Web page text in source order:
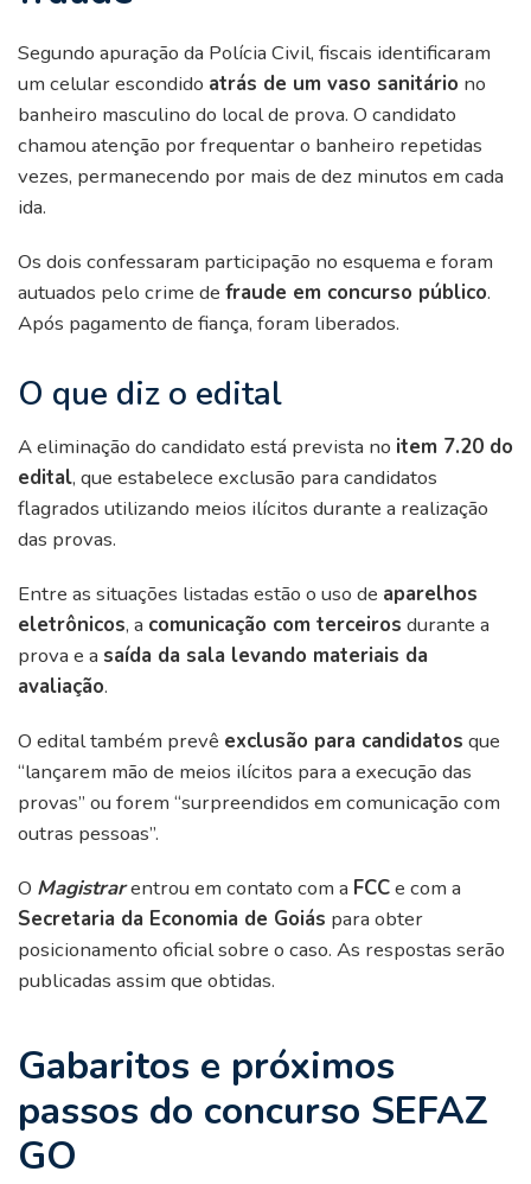
Segundo apuração da Polícia Civil, fiscais identificaram
um celular escondido atrás de um vaso sanitário no
banheiro masculino do local de prova. O candidato
chamou atenção por frequentar o banheiro repetidas
vezes, permanecendo por mais de dez minutos em cada
ida.
Os dois confessaram participação no esquema e foram
autuados pelo crime de fraude em concurso público.
Após pagamento de fiança, foram liberados.
O que diz o edital
A eliminação do candidato está prevista no item 7.20 do
edital, que estabelece exclusão para candidatos
flagrados utilizando meios ilícitos durante a realização
das provas.
Entre as situações listadas estão o uso de aparelhos
eletrônicos, a comunicação com terceiros durante a
prova e a saída da sala levando materiais da
avaliação.
O edital também prevê exclusão para candidatos que
“lançarem mão de meios ilícitos para a execução das
provas” ou forem “surpreendidos em comunicação com
outras pessoas”.
O Magistrarentrou em contato com a FCCe com a
Secretaria da Economia de Goiás para obter
posicionamento oficial sobre o caso. As respostas serão
publicadas assim que obtidas.
Gabaritos e próximos
passos do concurso SEFAZ
GO